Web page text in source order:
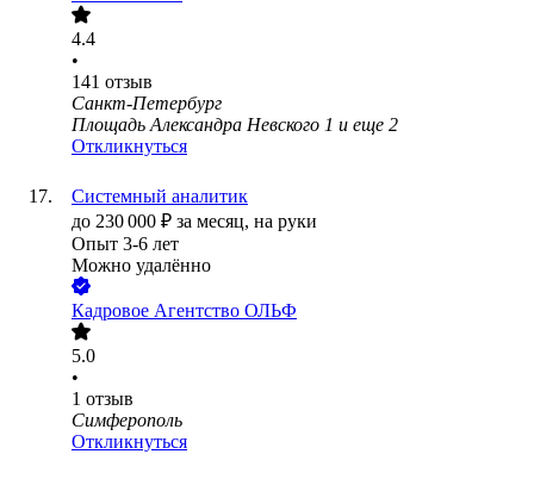
4.4
•
141 отзыв
Санкт-Петербург
Площадь Александра Невского 1 и еще 2
Откликнуться
Системный аналитик
до 230 000 ₽ за месяц, на руки
Опыт 3-6 лет
Можно удалённо
Кадровое Агентство ОЛЬФ
5.0
•
1 отзыв
Симферополь
Откликнуться